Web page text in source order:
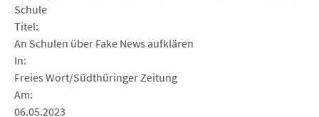
Schule
Titel
An Schulen über Fake News aufklären
In
Freies Wort/Südthüringer Zeitung
Am
06.05.2023